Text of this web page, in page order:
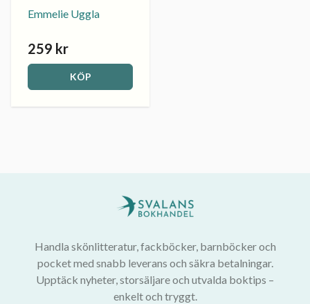
Emmelie Uggla
259 kr
KÖP
Handla skönlitteratur, fackböcker, barnböcker och
pocket med snabb leverans och säkra betalningar.
Upptäck nyheter, storsäljare och utvalda boktips –
enkelt och tryggt.